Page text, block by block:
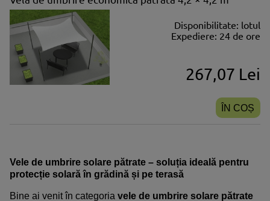
Disponibilitate: lotul
Expediere: 24 de ore
267,07 Lei
ÎN COȘ
Vele de umbrire solare pătrate – soluția ideală pentru
protecție solară în grădină și pe terasă
Bine ai venit în categoria vele de umbrire solare pătrate